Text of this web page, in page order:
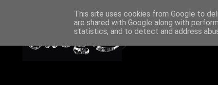
This site uses cookies from Google to
are shared with Google along with
statistics, and to detect and address